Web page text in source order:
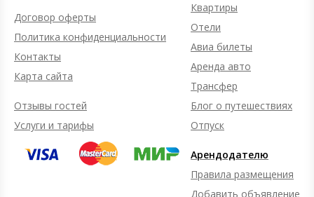
Договор оферты
Политика конфиденциальности
Контакты
Карта сайта
Отзывы гостей
Услуги и тарифы
Квартиры
Отели
Авиа билеты
Аренда авто
Трансфер
Блог о путешествиях
Отпуск
Арендодателю
Правила размещения
Добавить объявление